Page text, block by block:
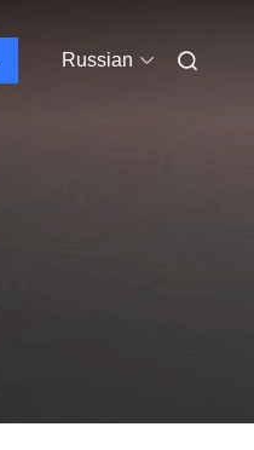
Russian